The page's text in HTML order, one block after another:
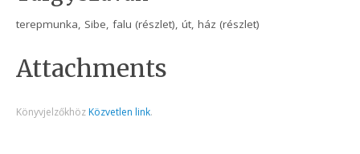
terepmunka, Sibe, falu (részlet), út, ház (részlet)
Attachments
Könyvjelzőkhöz Közvetlen link.